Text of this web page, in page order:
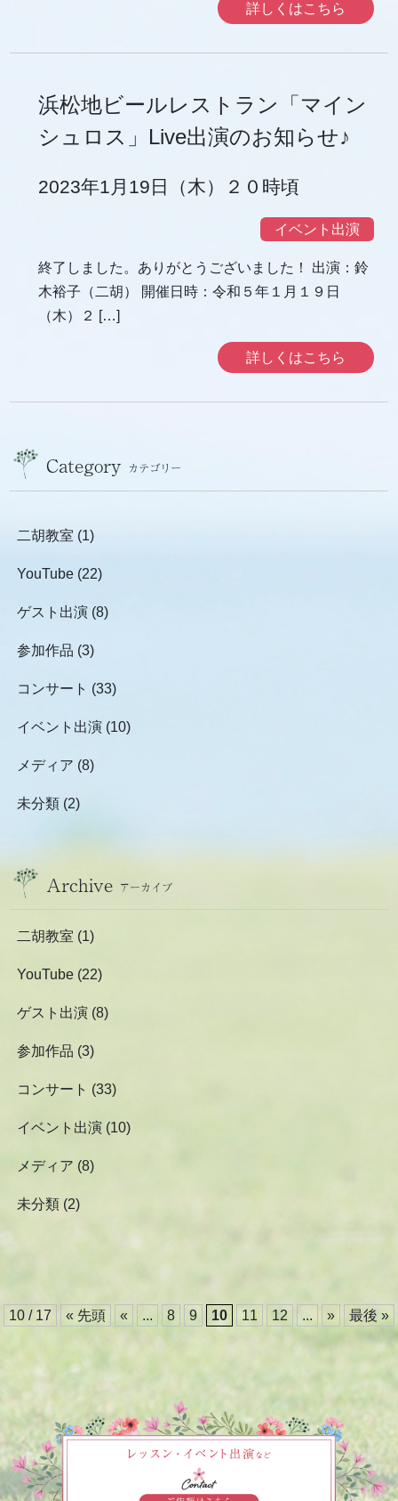
詳しくはこちら
浜松地ビールレストラン「マイン
シュロス」Live出演のお知らせ♪
2023年1月19日（木）２０時頃
イベント出演
終了しました。ありがとうございました！ 出演：鈴
木裕子（二胡） 開催日時：令和５年１月１９日
（木）２ […]
詳しくはこちら
Category カテゴリー
二胡教室 (1)
YouTube (22)
ゲスト出演 (8)
参加作品 (3)
コンサート (33)
イベント出演 (10)
メディア (8)
未分類 (2)
Archive アーカイブ
二胡教室 (1)
YouTube (22)
ゲスト出演 (8)
参加作品 (3)
コンサート (33)
イベント出演 (10)
メディア (8)
未分類 (2)
10 / 17 « 先頭 « ... 8 9 10 11 12 ... » 最後 »